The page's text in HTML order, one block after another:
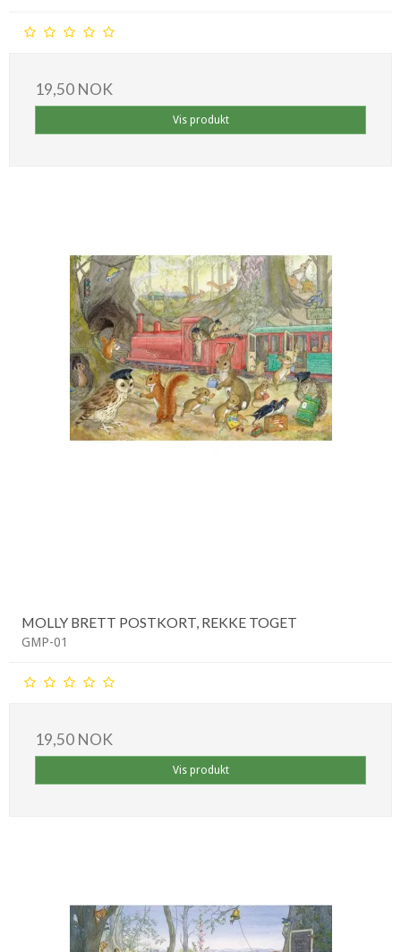
19,50 NOK
Vis produkt
MOLLY BRETT POSTKORT, REKKE TOGET
GMP-01
19,50 NOK
Vis produkt